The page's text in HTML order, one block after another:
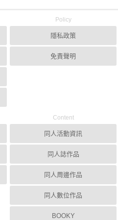
Policy
隱私政策
免責聲明
Content
同人活動資訊
同人誌作品
同人周邊作品
同人數位作品
BOOKY